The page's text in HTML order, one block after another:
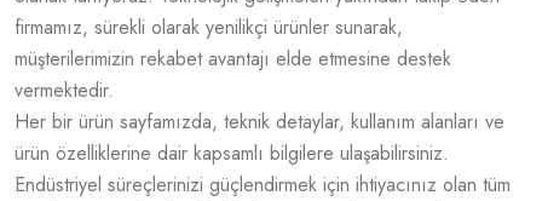
firmamız, sürekli olarak yenilikçi ürünler sunarak,
müşterilerimizin rekabet avantajı elde etmesine destek
vermektedir.
Her bir ürün sayfamızda, teknik detaylar, kullanım alanları ve
ürün özelliklerine dair kapsamlı bilgilere ulaşabilirsiniz.
Endüstriyel süreçlerinizi güçlendirmek için ihtiyacınız olan tüm